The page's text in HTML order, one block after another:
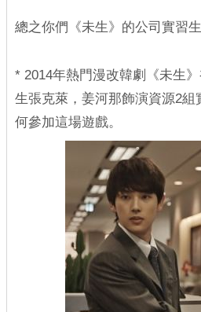
總之你們《未生》的公司實習
* 2014年熱門漫改韓劇《未生
生張克萊，姜河那飾演資源2
何參加這場遊戲。